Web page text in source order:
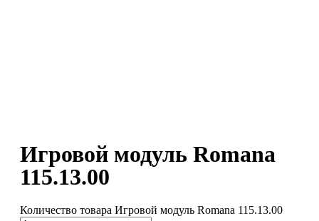
Игровой модуль Romana
115.13.00
Количество товара Игровой модуль Romana 115.13.00